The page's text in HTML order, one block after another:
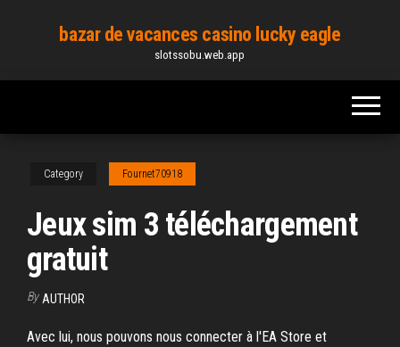
content
bazar de vacances casino lucky eagle
slotssobu.web.app
Category Fournet70918
Jeux sim 3 téléchargement
gratuit
By AUTHOR
Avec lui, nous pouvons nous connecter à l'EA Store et